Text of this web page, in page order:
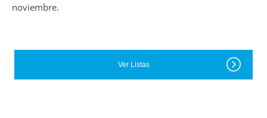
noviembre.
Ver Listas